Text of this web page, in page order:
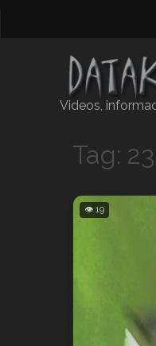
Videos,
Tag:
👁 19